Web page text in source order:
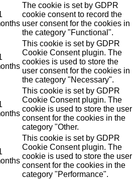
The cookie is set by GDPR
cookie consent to record the
user consent for the cookies in
the category "Functional".
This cookie is set by GDPR
Cookie Consent plugin. The
cookies is used to store the
user consent for the cookies in
the category "Necessary".
This cookie is set by GDPR
Cookie Consent plugin. The
cookie is used to store the user
consent for the cookies in the
category "Other.
This cookie is set by GDPR
Cookie Consent plugin. The
cookie is used to store the user
consent for the cookies in the
category "Performance".